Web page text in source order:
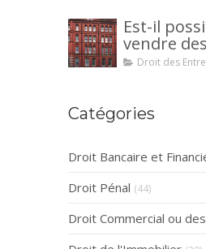
débiteur
Est-il
vendre
durant la
judiciaire ?
Droit des
Catégories
Droit Bancaire et
Droit Pénal (44)
Droit Commercial ou